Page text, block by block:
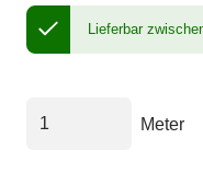
Lieferbar
Meter